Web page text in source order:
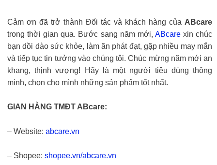
Cảm ơn đã trở thành Đối tác và khách hàng của ABcare
trong thời gian qua. Bước sang năm mới, ABcarexin chúc
bạn dồi dào sức khỏe, làm ăn phát đạt, gặp nhiều may mắn
và tiếp tục tin tưởng vào chúng tôi. Chúc mừng năm mới an
khang, thịnh vượng! Hãy là một người tiêu dùng thông
minh, chọn cho mình những sản phẩm tốt nhất.
GIAN HÀNG TMĐT ABcare:
– Website: abcare.vn
– Shopee: shopee.vn/abcare.vn